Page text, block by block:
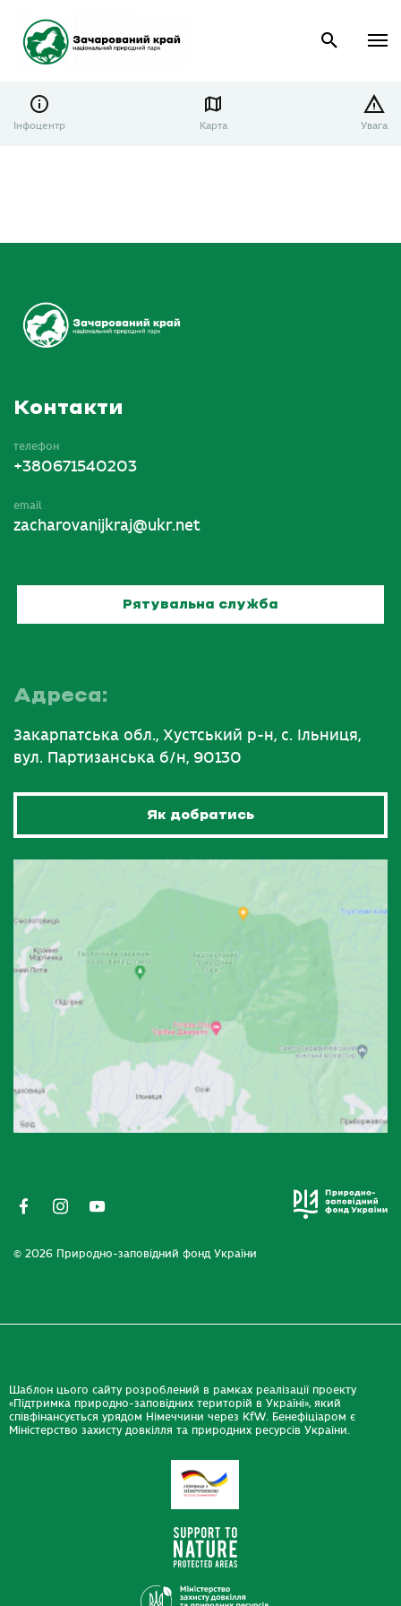
Інфоцентр Карта Увага
Контакти
телефон
+380671540203
email
zacharovanijkraj@ukr.net
Рятувальна служба
Адреса:
Закарпатська обл., Хустський р-н, с. Ільниця,
вул. Партизанська б/н, 90130
Як добратись
© 2026 Природно-заповідний фонд України
Шаблон цього сайту розроблений в рамках реалізації проекту
«Підтримка природно-заповідних територій в Україні», який
співфінансується урядом Німеччини через KfW. Бенефіціаром є
Міністерство захисту довкілля та природних ресурсів України.